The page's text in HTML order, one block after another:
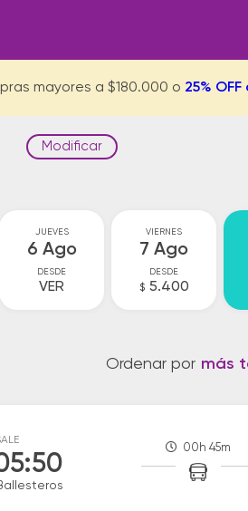
mayores a $180.000 o 25%
Modificar
JUEVES
6 Ago
DESDE
VER
VIERNES
7 Ago
DESDE
$ 5.400
Ordenar por más
00h 45m